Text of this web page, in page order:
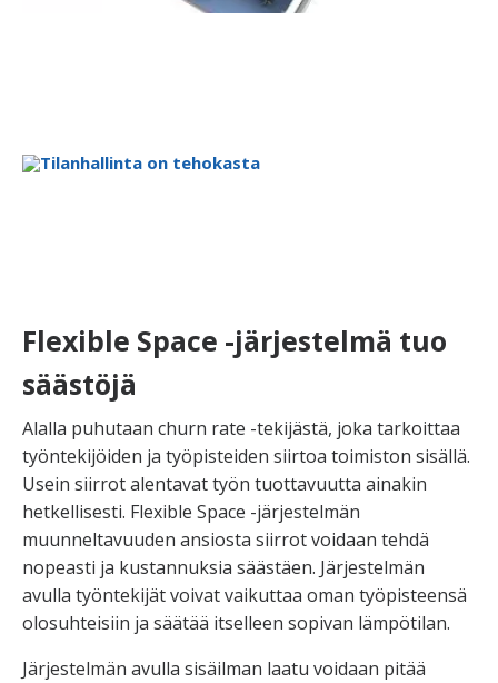
Flexible Space -järjestelmä tuo
säästöjä
Alalla puhutaan churn rate -tekijästä, joka tarkoittaa
työntekijöiden ja työpisteiden siirtoa toimiston sisällä.
Usein siirrot alentavat työn tuottavuutta ainakin
hetkellisesti. Flexible Space -järjestelmän
muunneltavuuden ansiosta siirrot voidaan tehdä
nopeasti ja kustannuksia säästäen. Järjestelmän
avulla työntekijät voivat vaikuttaa oman työpisteensä
olosuhteisiin ja säätää itselleen sopivan lämpötilan.
Järjestelmän avulla sisäilman laatu voidaan pitää